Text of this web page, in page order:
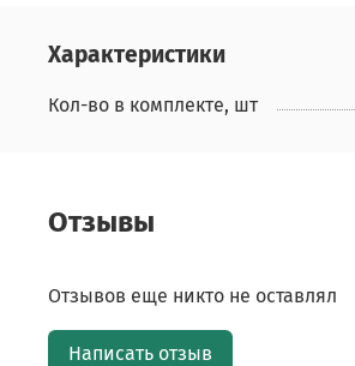
Характеристики
Кол-во в комплекте, шт
Отзывы
Отзывов еще никто не оставлял
Написать отзыв